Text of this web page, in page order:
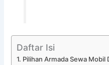
Daftar Isi
Pilihan Armada Sewa